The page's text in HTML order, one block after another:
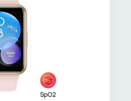
Somn Nivel
Moduri sport